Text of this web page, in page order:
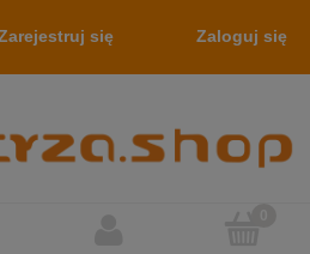
się Zaloguj się